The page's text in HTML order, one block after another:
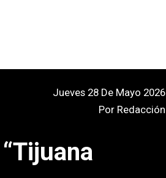
Jueves 28 De Mayo 2026
Por Redacción